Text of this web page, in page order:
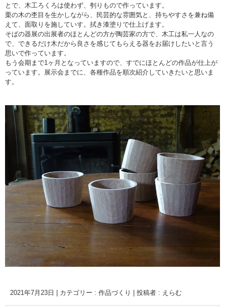
とで、木工ろくろは使わず、刳りもので作っています。
栗の木の杢目を生かしながら、民芸的な雰囲気と、持ちやすさを兼ね備
えて、面取りを施していす。拭き漆塗りで仕上げます。
そばの器展の出展者のほとんどの方が陶芸家の方で、木工は私一人なの
で、できるだけ木だから良さを感じてもらえる器をお届けしたいと言う
思いで作っています。
もう会期まで1ヶ月となっていますので、すでにほとんどの作品が仕上が
っています。展示会までに、各種作品を順次紹介していきたいと思いま
す。
2021年7月23日 カテゴリー : 作品づくり 投稿者 : えらむ